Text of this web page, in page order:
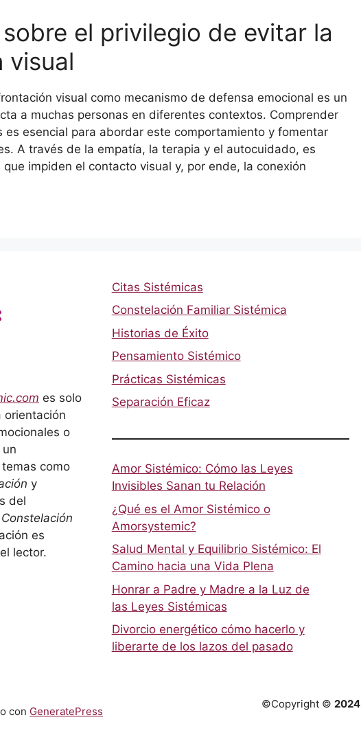
el privilegio de evitar la
visual
visual como mecanismo de defensa emocional es un
a muchas personas en diferentes contextos. Comprender
es esencial para abordar este comportamiento y fomentar
A través de la empatía, la terapia y el autocuidado, es
impiden el contacto visual y, por ende, la conexión
es solo
orientación
o
como
y
del
Constelación
es
lector.
Citas Sistémicas
Constelación Familiar Sistémica
Historias de Éxito
Pensamiento Sistémico
Prácticas Sistémicas
Separación Eficaz
Amor Sistémico: Cómo las Leyes
Invisibles Sanan tu Relación
¿Qué es el Amor Sistémico o
Amorsystemic?
Salud Mental y Equilibrio Sistémico: El
Camino hacia una Vida Plena
Honrar a Padre y Madre a la Luz de
las Leyes Sistémicas
Divorcio energético cómo hacerlo y
liberarte de los lazos del pasado
©Copyright © 2024
con GeneratePress